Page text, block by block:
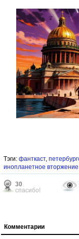
Тэги: фанткаст,
инопланетное вторжение
30
спасибо!
Комментарии